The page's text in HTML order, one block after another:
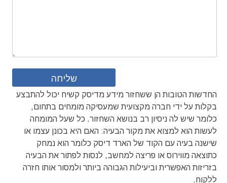
החדשות הטובות הן ששחזור מידע מדיסק קשיח יכול להתבצע
בקלות על ידי חברה מקצועית שמעסיקה מומחים בתחום,
כלומר שיש לה ניסיון רב בנושא השחזור. כל שעל המומחה
לעשות הוא למצוא את מקור הבעיה: האם היא בכונן עצמו או
שישנה בעיה עם הקוד של הארד דיסק כלומר הוא נמחק
כתוצאה מווירוס או פריצה למחשב, לנסות לפתור את הבעיה
בזריזות האפשרית וביעילות הגבוהה ביותר ולמסור אותו חזרה
ללקוח.